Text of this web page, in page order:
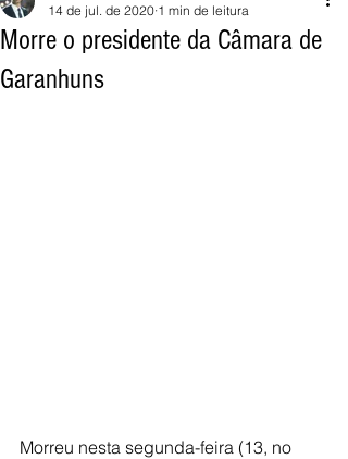
Morre o presidente da Câmara de
Garanhuns
14 de jul. de 2020 1 min de leitura
Morreu nesta segunda-feira (13, no